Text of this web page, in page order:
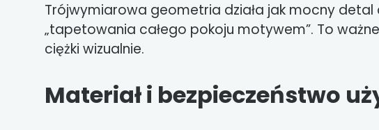
Trójwymiarowa geometria działa jak mocny
„tapetowania całego pokoju motywem”. To
ciężki wizualnie.
Materiał i bezpieczeństwo